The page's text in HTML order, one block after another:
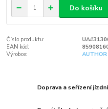
Do košíku
Číslo produktu:
EAN kód:
Výrobce:
AUTHOR
Doprava a seřízení